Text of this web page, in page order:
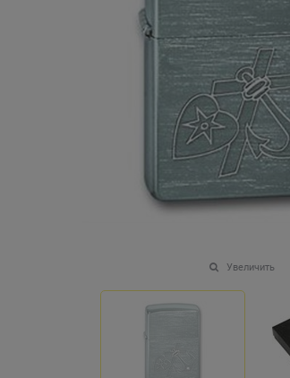
Увеличить